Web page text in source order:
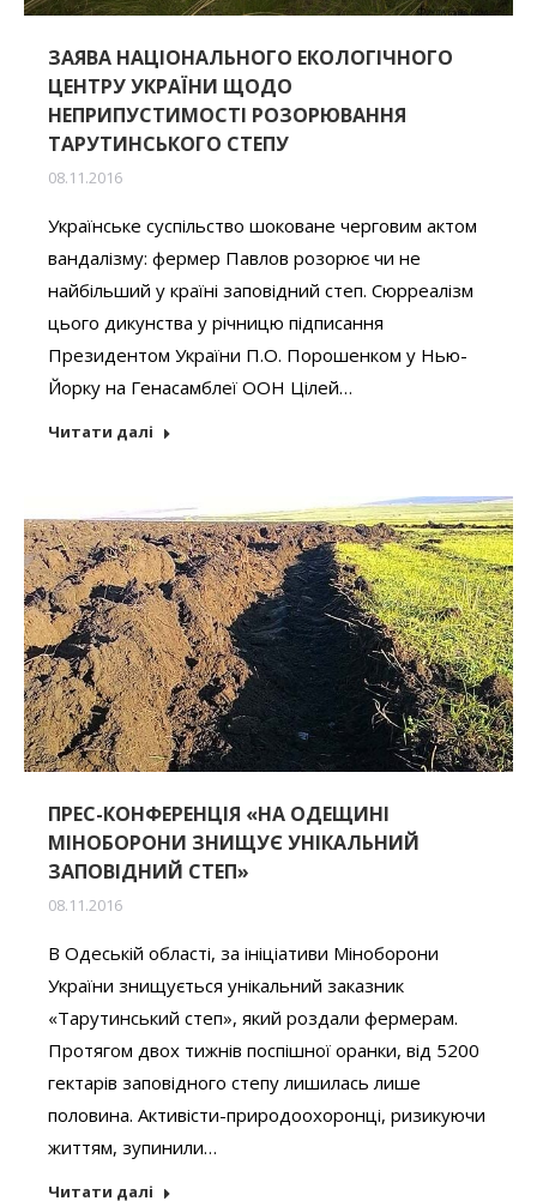
ЗАЯВА НАЦІОНАЛЬНОГО ЕКОЛОГІЧНОГО
ЦЕНТРУ УКРАЇНИ ЩОДО
НЕПРИПУСТИМОСТІ РОЗОРЮВАННЯ
ТАРУТИНСЬКОГО СТЕПУ
08.11.2016
Українське суспільство шоковане черговим актом
вандалізму: фермер Павлов розорює чи не
найбільший у країні заповідний степ. Сюрреалізм
цього дикунства у річницю підписання
Президентом України П.О. Порошенком у Нью-
Йорку на Генасамблеї ООН Цілей…
Читати далі
ПРЕС-КОНФЕРЕНЦІЯ «НА ОДЕЩИНІ
МІНОБОРОНИ ЗНИЩУЄ УНІКАЛЬНИЙ
ЗАПОВІДНИЙ СТЕП»
08.11.2016
В Одеській області, за ініціативи Міноборони
України знищується унікальний заказник
«Тарутинський степ», який роздали фермерам.
Протягом двох тижнів поспішної оранки, від 5200
гектарів заповідного степу лишилась лише
половина. Активісти-природоохоронці, ризикуючи
життям, зупинили…
Читати далі